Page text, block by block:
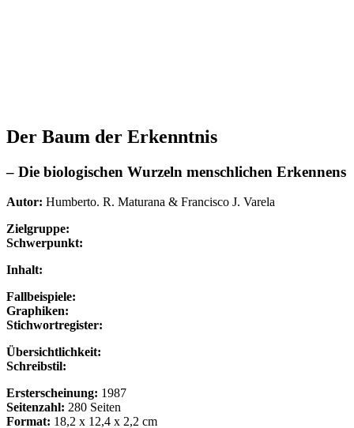
Der Baum der Erkenntnis
– Die biologischen Wurzeln menschlichen Erkennens
Autor: Humberto. R. Maturana & Francisco J. Varela
Zielgruppe:
Schwerpunkt:
Inhalt:
Fallbeispiele:
Graphiken:
Stichwortregister:
Übersichtlichkeit:
Schreibstil:
Ersterscheinung: 1987
Seitenzahl: 280 Seiten
Format: 18,2 x 12,4 x 2,2 cm